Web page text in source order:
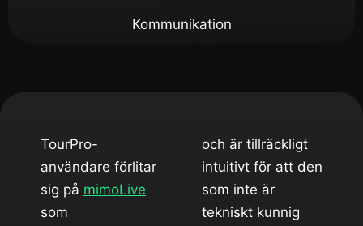
Kommunikation
TourPro-
användare förlitar
sig på mimoLive
som
och är tillräckligt
intuitivt för att den
som inte är
tekniskt kunnig